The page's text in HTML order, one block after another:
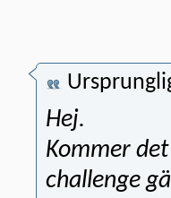
Hej.
Kommer
challenge